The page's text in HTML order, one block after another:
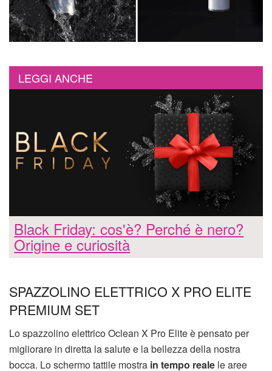
LEGGI ANCHE
Black Friday: cos'è? Perché è nero?
Origine e curiosità
SPAZZOLINO ELETTRICO X PRO ELITE
PREMIUM SET
Lo spazzolino elettrico Oclean X Pro Elite è pensato per
migliorare in diretta la salute e la bellezza della nostra
bocca. Lo schermo tattile mostra in tempo reale le aree